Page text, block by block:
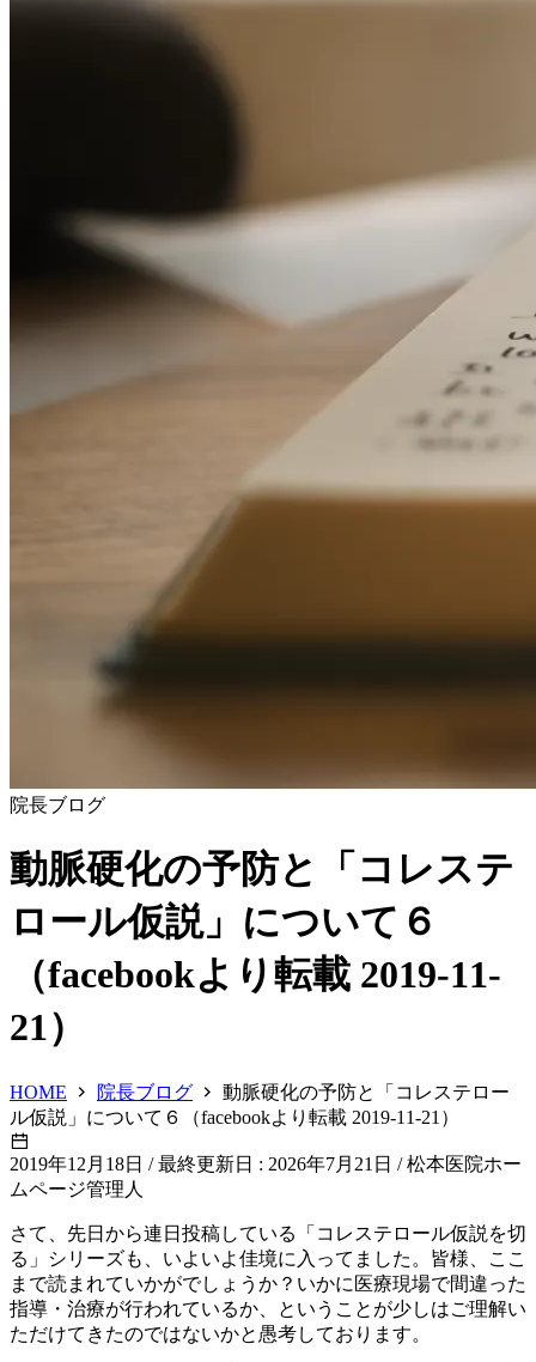
院長ブログ
動脈硬化の予防と「コレステ
ロール仮説」について６
（facebookより転載 2019-11-
21）
HOME 院長ブログ
動脈硬化の予防と「コレステロー
ル仮説」について６（facebookより転載 2019-11-21）
2019年12月18日 / 最終更新日 : 2026年7月21日 / 松本医院ホー
ムページ管理人
さて、先日から連日投稿している「コレステロール仮説を切
る」シリーズも、いよいよ佳境に入ってました。皆様、ここ
まで読まれていかがでしょうか？いかに医療現場で間違った
指導・治療が行われているか、ということが少しはご理解い
ただけてきたのではないかと愚考しております。